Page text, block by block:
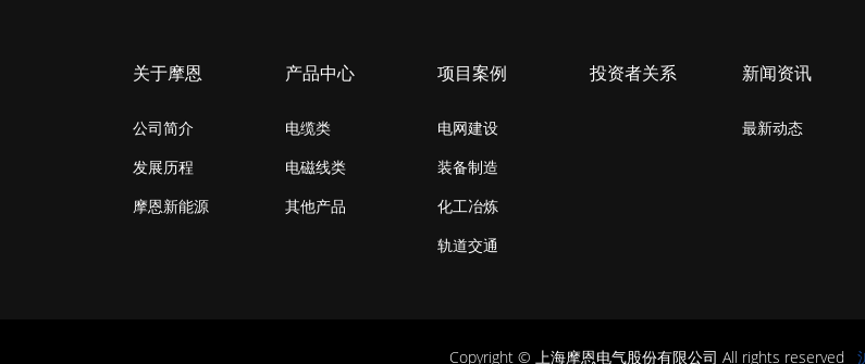
关于摩恩
公司简介
发展历程
摩恩新能源
产品中心
电缆类
电磁线类
其他产品
项目案例
电网建设
装备制造
化工冶炼
轨道交通
投资者关系 新闻资讯
最新动态
Copyright © 上海摩恩电气股份有限公司 All rights reserved